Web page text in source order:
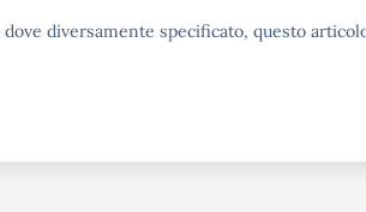
dove diversamente specificato, questo